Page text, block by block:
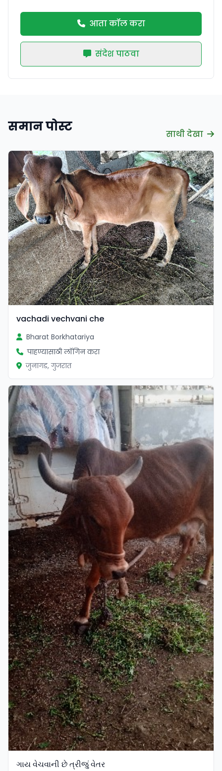
आता कॉल करा
संदेश पाठवा
समान पोस्ट साथी देखा
vachadi vechvani che
Bharat Borkhatariya
पाहण्यासाठी लॉगिन करा
जुनागड, गुजरात
ગાય વેચવાની છે ત્રીજું વેતર